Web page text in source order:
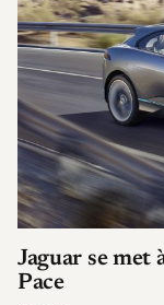
Jaguar se met
Pace